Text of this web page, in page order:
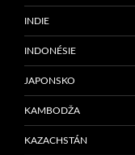
INDIE
INDONÉSIE
JAPONSKO
KAMBODŽA
KAZACHSTÁN